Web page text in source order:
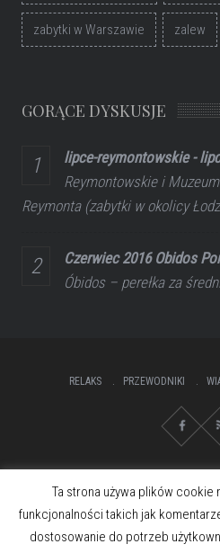
zabytki w Warszawie zalew
GORĄCE DYSKUSJE
lipce-reymontowskie -
Reymontowskie i Muzeum
Reymonta (zabytki w okolicy
Czerwiec 2016 Obidos
Óbidos – perełka za
RELAKS PRZEWODNIKI
Ta strona używa plików cookie
funkcjonalności takich jak
dostosowanie do potrzeb